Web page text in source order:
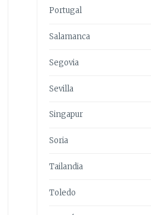
Portugal
Salamanca
Segovia
Sevilla
Singapur
Soria
Tailandia
Toledo